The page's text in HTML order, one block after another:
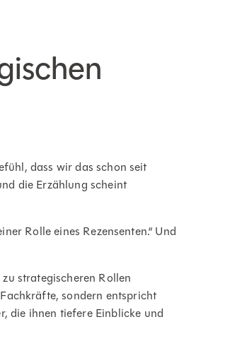
dass wir das schon seit
die Erzählung scheint
Rolle eines Rezensenten.“ Und
strategischeren Rollen
sondern entspricht
die ihnen tiefere Einblicke und